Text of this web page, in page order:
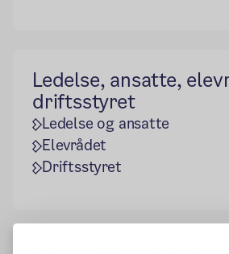
Ledelse, ansatte,
driftsstyret
Ledelse og ansatte
Elevrådet
Driftsstyret